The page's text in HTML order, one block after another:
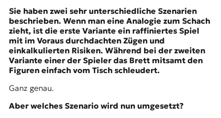
Sie haben zwei sehr unterschiedliche Szenarien
beschrieben. Wenn man eine Analogie zum Schach
zieht, ist die erste Variante ein raffiniertes Spiel
mit im Voraus durchdachten Zügen und
einkalkulierten Risiken. Während bei der zweiten
Variante einer der Spieler das Brett mitsamt den
Figuren einfach vom Tisch schleudert.
Ganz genau.
Aber welches Szenario wird nun umgesetzt?